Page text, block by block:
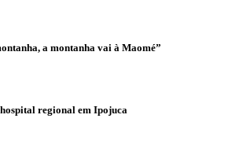
a montanha vai à Maomé”
regional em Ipojuca